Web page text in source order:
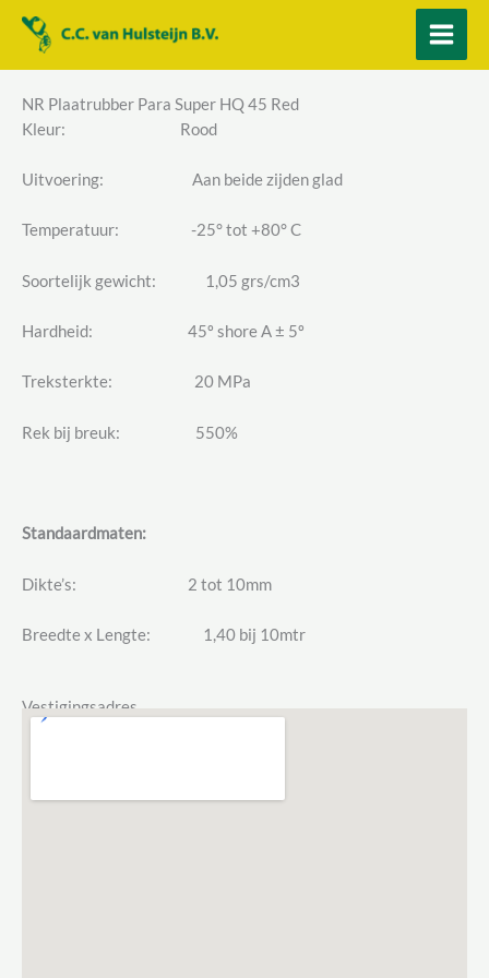
naar
NR Plaatrubber Para Super HQ 45 Red
Kleur: Rood
Uitvoering: Aan beide zijden glad
Temperatuur: -25° tot +80° C
Soortelijk gewicht: 1,05 grs/cm3
Hardheid: 45º shore A ± 5º
Treksterkte: 20 MPa
Rek bij breuk: 550%
Standaardmaten:
Dikte’s: 2 tot 10mm
Breedte x Lengte: 1,40 bij 10mtr
Vestigingsadres